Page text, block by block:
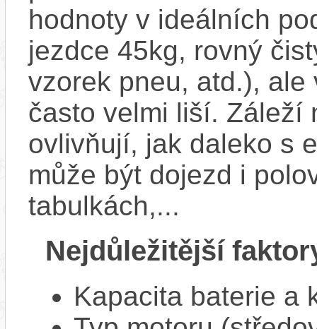
hodnoty v ideálních
jezdce 45kg, rovný
vzorek pneu, atd.),
často velmi liší. Záleží
ovlivňují, jak daleko s
může být dojezd i
tabulkách,...
Nejdůležitější
Kapacita baterie a